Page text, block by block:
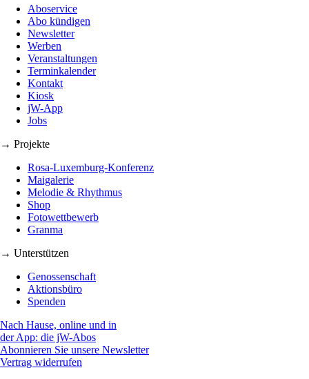
Aboservice
Abo kündigen
Newsletter
Werben
Veranstaltungen
Terminkalender
Kontakt
Kiosk
jW-App
Jobs
→ Projekte
Rosa-Luxemburg-Konferenz
Maigalerie
Melodie & Rhythmus
Shop
Fotowettbewerb
Granma
→ Unterstützen
Genossenschaft
Aktionsbüro
Spenden
Nach Hause, online und in
der App: die jW-Abos
Abonnieren Sie unsere Newsletter
Vertrag widerrufen